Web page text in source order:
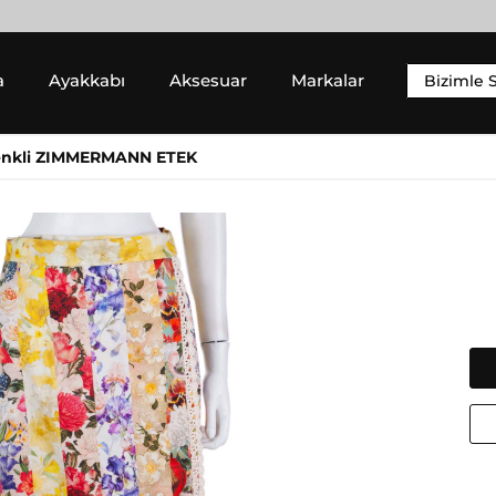
Ayakkabı Aksesuar Markalar
Helmut Lang
Isabel Marant
Jil Sander
Jimmy Choo
Lanvin
Michael Kors
Bizimle
ZIMMERMANN ETEK